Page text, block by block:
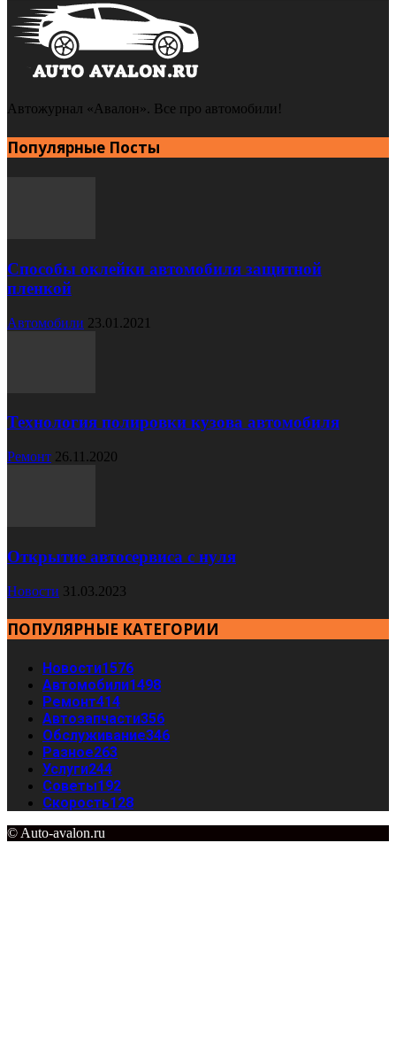
Автожурнал «Авалон». Все про автомобили!
Популярные Посты
Способы оклейки автомобиля защитной
пленкой
Автомобили 23.01.2021
Технология полировки кузова автомобиля
Ремонт 26.11.2020
Открытие автосервиса с нуля
Новости 31.03.2023
ПОПУЛЯРНЫЕ КАТЕГОРИИ
Новости1576
Автомобили1498
Ремонт414
Автозапчасти356
Обслуживание346
Разное263
Услуги244
Советы192
Скорость128
© Auto-avalon.ru